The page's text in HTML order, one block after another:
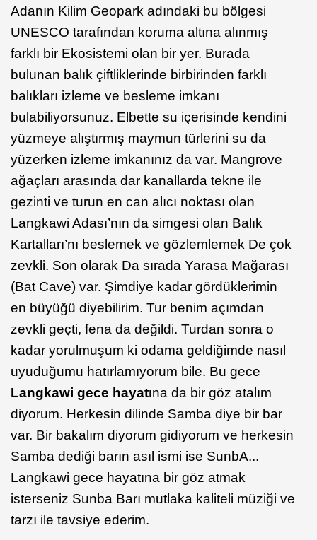
Adanın Kilim Geopark adındaki bu bölgesi
UNESCO tarafından koruma altına alınmış
farklı bir Ekosistemi olan bir yer. Burada
bulunan balık çiftliklerinde birbirinden farklı
balıkları izleme ve besleme imkanı
bulabiliyorsunuz. Elbette su içerisinde kendini
yüzmeye alıştırmış maymun türlerini su da
yüzerken izleme imkanınız da var. Mangrove
ağaçları arasında dar kanallarda tekne ile
gezinti ve turun en can alıcı noktası olan
Langkawi Adası’nın da simgesi olan Balık
Kartalları’nı beslemek ve gözlemlemek De çok
zevkli. Son olarak Da sırada Yarasa Mağarası
(Bat Cave) var. Şimdiye kadar gördüklerimin
en büyüğü diyebilirim. Tur benim açımdan
zevkli geçti, fena da değildi. Turdan sonra o
kadar yorulmuşum ki odama geldiğimde nasıl
uyuduğumu hatırlamıyorum bile. Bu gece
Langkawi gece hayatına da bir göz atalım
diyorum. Herkesin dilinde Samba diye bir bar
var. Bir bakalım diyorum gidiyorum ve herkesin
Samba dediği barın asıl ismi ise SunbA...
Langkawi gece hayatına bir göz atmak
isterseniz Sunba Barı mutlaka kaliteli müziği ve
tarzı ile tavsiye ederim.